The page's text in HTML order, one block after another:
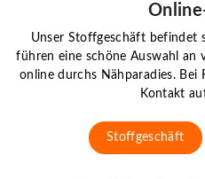
Unser Stoffgeschäft befindet
führen eine schöne Auswahl an
online durchs Nähparadies. Bei
Kontakt
Stoffgeschäft